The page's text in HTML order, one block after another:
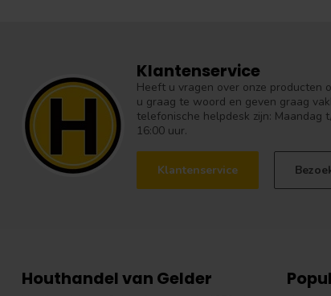
Klantenservice
Heeft u vragen over onze producten
u graag te woord en geven graag
telefonische helpdesk zijn: Maandag
16:00 uur.
Klantenservice
Houthandel van Gelder